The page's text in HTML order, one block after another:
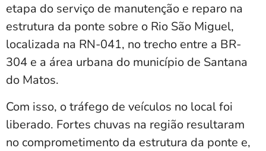
etapa do serviço de manutenção e reparo na
estrutura da ponte sobre o Rio São Miguel,
localizada na RN-041, no trecho entre a BR-
304 e a área urbana do município de Santana
do Matos.
Com isso, o tráfego de veículos no local foi
liberado. Fortes chuvas na região resultaram
no comprometimento da estrutura da ponte e,